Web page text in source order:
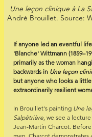
Une leçon clinique à La
André Brouillet. Source:
If anyone led an eventful
'Blanche' Wittmann
primarily as the woman
backwards in Une leçon
but anyone who looks a
extraordinarily resilient
In Brouillet's painting Une
Salpêtrière, we see a
Jean-Martin Charcot.